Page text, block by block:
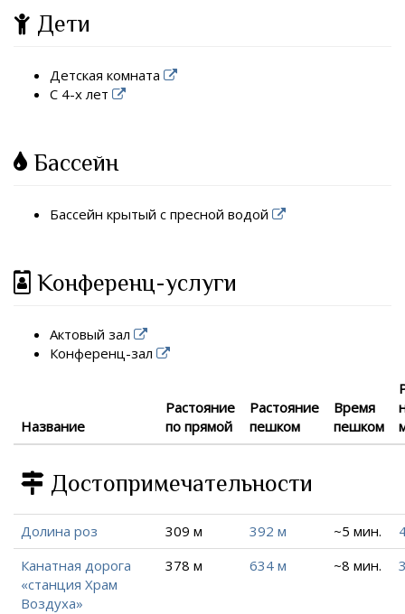
Дети
Детская комната
С 4-х лет
Бассейн
Бассейн крытый с пресной водой
Конференц-услуги
Актовый зал
Конференц-зал
Название
Растояние
по прямой
Растояние
пешком
Время
пешком
Достопримечательности
Долина роз 309 м 392 м ~5 мин.
Канатная дорога
«станция Храм
Воздуха»
378 м 634 м ~8 мин.